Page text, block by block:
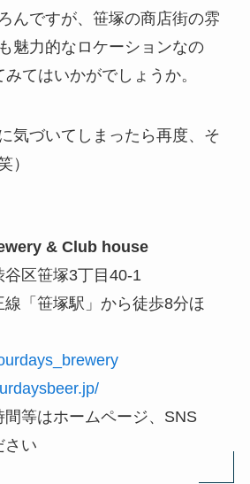
んですが、笹塚の商店街の雰
魅力的なロケーションなの
てはいかがでしょうか。
気づいてしまったら再度、そ
）
& Club house
区笹塚3丁目40-1
「笹塚駅」から徒歩8分ほ
等はホームページ、SNS
さい